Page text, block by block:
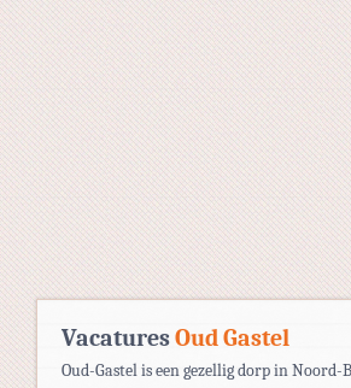
VacaturesOud Gastel
Oud-Gastel is een gezellig dorp in